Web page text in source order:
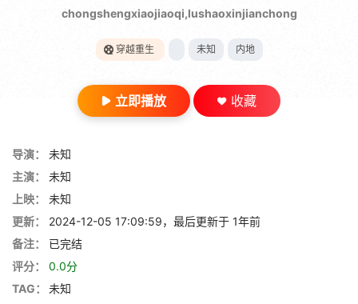
chongshengxiaojiaoqi,lushaoxinjianchong
穿越重生 未知 内地
立即播放 收藏
导演：
未知
主演：
未知
上映：
未知
更新：
2024-12-05 17:09:59，最后更新于 1年前
备注：
已完结
评分：
0.0分
TAG：
未知